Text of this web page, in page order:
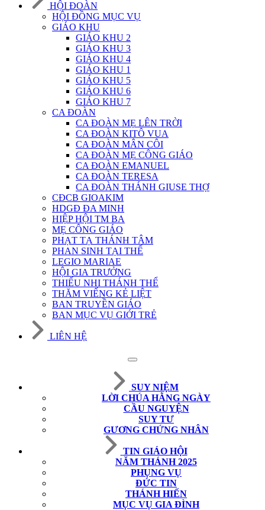
HỘI ĐOÀN
HỘI ĐỒNG MỤC VỤ
GIÁO KHU
GIÁO KHU 2
GIÁO KHU 3
GIÁO KHU 4
GIÁO KHU 1
GIÁO KHU 5
GIÁO KHU 6
GIÁO KHU 7
CA ĐOÀN
CA ĐOÀN MẸ LÊN TRỜI
CA ĐOÀN KITÔ VUA
CA ĐOÀN MÂN CÔI
CA ĐOÀN MẸ CÔNG GIÁO
CA ĐOÀN EMANUEL
CA ĐOÀN TERESA
CA ĐOÀN THÁNH GIUSE THỢ
CĐCB GIOAKIM
HDGĐ ĐA MINH
HIỆP HỘI TM BA
MẸ CÔNG GIÁO
PHẠT TẠ THÁNH TÂM
PHAN SINH TẠI THẾ
LEGIO MARIAE
HỘI GIA TRƯỞNG
THIẾU NHI THÁNH THỂ
THĂM VIẾNG KẺ LIỆT
BAN TRUYỀN GIÁO
BAN MỤC VỤ GIỚI TRẺ
LIÊN HỆ
SUY NIỆM
LỜI CHÚA HẰNG NGÀY
CẦU NGUYỆN
SUY TƯ
GƯƠNG CHỨNG NHÂN
TIN GIÁO HỘI
NĂM THÁNH 2025
PHỤNG VỤ
ĐỨC TIN
THÁNH HIẾN
MỤC VỤ GIA ĐÌNH